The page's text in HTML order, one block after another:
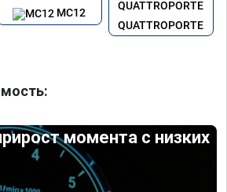
MC12
QUATTROPORTE
момента с низких